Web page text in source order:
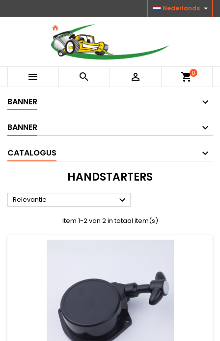
Nederlands 
   shopping_cart0
BANNER
BANNER
CATALOGUS
HANDSTARTERS
Relevantie 
Item 1-2 van 2 in totaal item(s)